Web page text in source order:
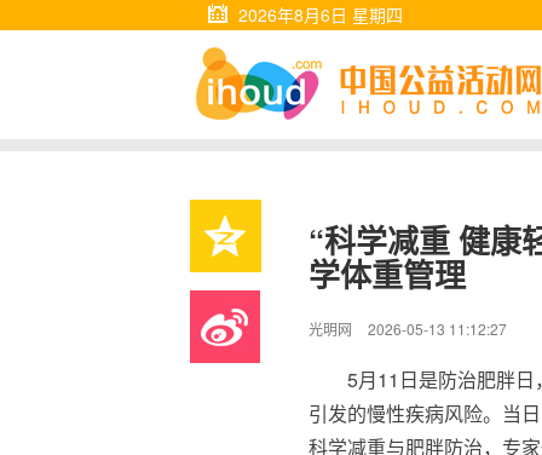
2026年8月6日 星期四
“科学减重 健康
学体重管理
光明网 2026-05-13 11:12:27
5月11日是防治肥胖
引发的慢性疾病风险。当
科学减重与肥胖防治，专